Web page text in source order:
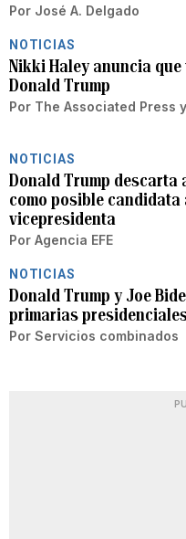
Por José A. Delgado
NOTICIAS
Nikki Haley anuncia
Donald Trump
Por The Associated Press y
NOTICIAS
Donald Trump descarta
como posible candidata
vicepresidenta
Por Agencia EFE
NOTICIAS
Donald Trump y Joe
primarias
Por Servicios combinados